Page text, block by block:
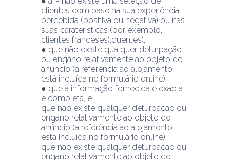
clientes com base na sua experiência
percebida (positiva ou negativa) ou nas
suas caraterísticas (por exemplo,
clientes franceses);quentes),
● que não existe qualquer deturpação
ou engano relativamente ao objeto do
anúncio (a referência ao alojamento
está incluída no formulário online),
● que a informação fornecida é exacta
e completa, e
que não existe qualquer deturpação ou
engano relativamente ao objeto do
anúncio (a referência ao alojamento
está incluída no formulário online),
que não existe qualquer deturpação ou
engano relativamente ao objeto do